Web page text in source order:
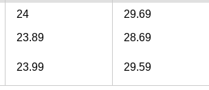
24 29.69
23.89 28.69
23.99 29.59